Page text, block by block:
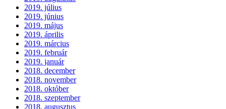
2019. július
2019. június
2019. május
2019. április
2019. március
2019. február
2019. január
2018. december
2018. november
2018. október
2018. szeptember
2018. augusztus